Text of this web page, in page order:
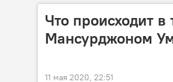
Что происходит
Мансурджоном
11 мая 2020, 22:51